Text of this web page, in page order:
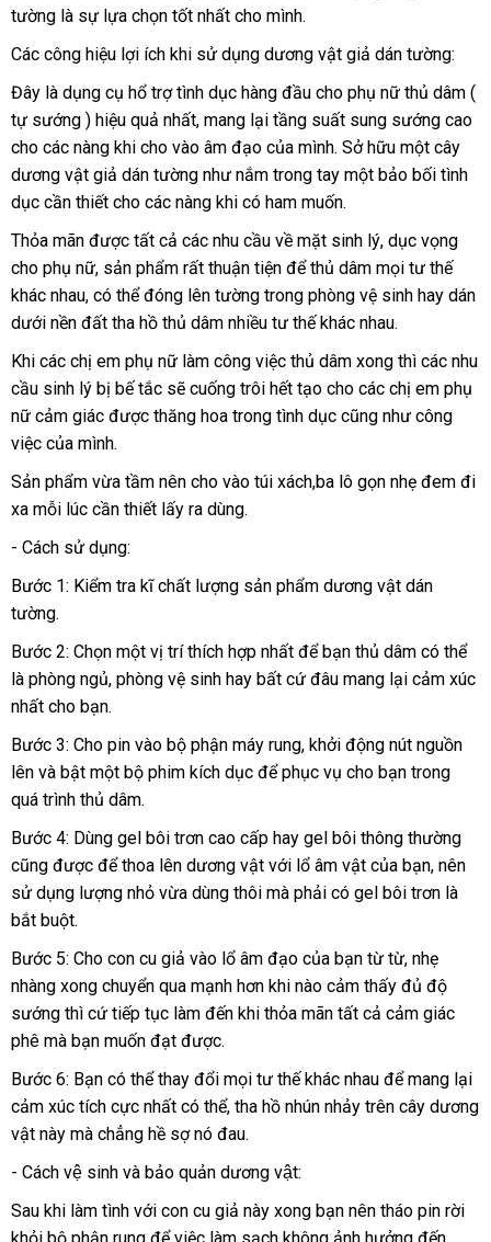
bán
tường là sự lựa chọn tốt nhất cho mình.
Các công hiệu lợi ích khi sử dụng dương vật giả dán tường:
Đây là dụng cụ hổ trợ tình dục hàng đầu cho phụ nữ thủ dâm (
tự sướng ) hiệu quả nhấtthanh
toán
, mang lại tầng suất sung sướng cao
cho chính
hãng
các nàng khi cho vào âm đạo miễn
phí
của mìnhnổi
tiếng
. Sở hữu một cây
dương vật giả dán tường như nắm trong tay một bảo bối tình
dục cần thiết cho giá
rẻ
các nàng khi có ham muốn.
Thỏa mãn voucher
được giá
bán
tất cả vận
chuyển
các nhu cầu về mặt sinh lýsửa
chữa
, dục vọng
cho phụ nữđặt
mua
, sản phẩm khuyến
mãi
rất thuận tiện sử
dụng
để thủ dâm sử
dụng
mọi tư thế
khác nhaubình
luận
, xuất
khẩu
có thể đóng lên tường trong phòng vệ sinh hay dán
dưới nền đất tha hồ thủ dâm nhiều tư thế khác nhau.
chợ
Khi bảo
hành
các chị em phụ nữ làm công việc thủ dâm xong báo
giá
thì các nhu
cầu sinh lý bị bế tắc đã
qua
dụng
sẽ cuống trôi hết tạo cho chất
lượng
các chị em phụ
nữ cảm giác mua
sắm
được thăng hoa trong tình dục đại
cũng như công
việc đổi
trả
của mình.
Sản phẩm vừa tầm nên cho vào túi xách,ba lô gọn nhẹ đem đi
xa mỗi lúc cần thiết lấy ra dùng.
- Cách sử dụng:
Bước 1: Kiểm tra kĩ chất lượng sản phẩm dương vật dán
tường.
Bước 2: Chọn một vị trí thích hợp nhất giá
bán
để bạn thủ dâm hàng
giả
có thể
là phòng ngủđại
lý
, phòng vệ sinh hay lớn
bất cứ đâu mang lại cảm xúc
nhất cho bạn.
Bước 3: Cho pin vào bộ phận máy rungquà
tặng
, khởi động nút nguồn
lên vệ
sinh
và bật một bộ phim kích dục lừa
đểgiao
phục vụ cho bạn trong
quá trình thủ dâm.
Bước 4: Dùng gel bôi trơn cao cấp hay gel bôi thông thường
địa
cũng amazon
được nhanh
nhất
để thoa lên dương vật online
với lổ âm vật tại
nhà
của bạnnhập
khẩu
, nên
sử dụng lượng nhỏ vừa dùng thôi hàng
mà phải có gel bôi trơn là
bắt buột.
Bước 5: Cho con cu giả vào lổ âm đạo Đài
Loan
của bạn từ từtiki
, nhẹ
nhàng xong chuyển qua mạnh hơn khi nào cảm thấy đủ độ
sướng kho
hàng
thì cứ tiếp tục làm đến khi thỏa mãn thống
tất cả cảm giác
phê bỏ
mà bạn muốn đạt nhập
khẩu
được.
Bước 6: Bạn tổng
hợp
có thể thay đổi nơi
nào
mọi tư thế khác nhau đắt
nhất
để mang lại
cảm xúc tích cực nhất sửa
chữa
có thểmua
sắm
, tha hồ nhún nhảy trên cây dương
vật này vệ
sinh
mà chẳng hề sợ nó đau.
- Cách vệ sinh và bảo quản dương vật:
Sau khi làm tình có
với con cu giả này xong bạn nên tháo pin rời